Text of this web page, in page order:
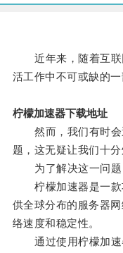
近年来，随着互联
活工作中不可或缺的一
柠檬加速器下载地址
然而，我们有时会
题，这无疑让我们十分
为了解决这一问题
柠檬加速器是一款
供全球分布的服务器
络速度和稳定性。
通过使用柠檬加速